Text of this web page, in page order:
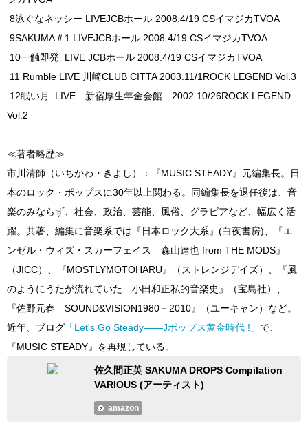
8泳ぐなネッシー LIVEJCBホール 2008.4/19 CSイマジカTVOA
9SAKUMA＃1 LIVEJCBホール 2008.4/19 CSイマジカTVOA
10一触即発 LIVE JCBホール 2008.4/19 CSイマジカTVOA
11 Rumble LIVE 川崎CLUB CITTA 2003.11/1ROCK LEGEND Vol.3
12眠い月 LIVE 新宿厚生年金会館 2002.10/26ROCK LEGEND
Vol.2
≪著者略歴≫
市川清師（いちかわ・きよし）：『MUSIC STEADY』元編集長。日
本のロック・ポップスに30年以上関わる。同編集長を退任後は、音
楽のみならず、社会、政治、芸能、風俗、グラビアなど、幅広く活
躍。共著、編集に音楽系では『日本ロック大系』(白夜書房)、『エ
ンゼル・ウィズ・スカーフェイス 森山達也 from THE MODS』
（JICC）、『MOSTLYMOTOHARU』（ストレンジデイズ）、『風
のようにうたが流れていた 小田和正私的音楽史』（宝島社）、
『佐野元春 SOUND&VISION1980－2010』（ユーキャン）など。
近年、ブログ 「Let's Go Steady――Jポップス黄金時代 ! 」 で、
『MUSIC STEADY』を再現している。
佐久間正英 SAKUMA DROPS Compilation
VARIOUS (アーティスト)
amazon